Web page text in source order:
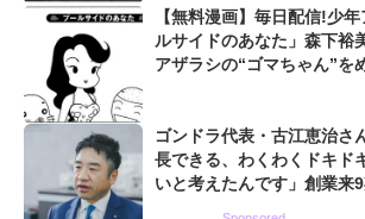
【無料漫画】毎日配信!少
ルサイドのあなた」森下裕
アザラシの“ゴマちゃん”を
ゴンドラ代表・古江恵治さ
長できる、わくわくドキド
いと考えたんです」創業来